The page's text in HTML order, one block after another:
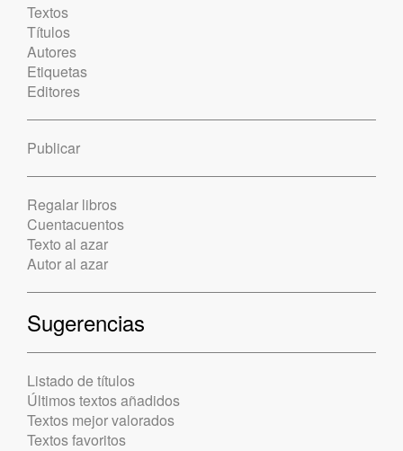
Textos
Títulos
Autores
Etiquetas
Editores
Publicar
Regalar libros
Cuentacuentos
Texto al azar
Autor al azar
Sugerencias
Listado de títulos
Últimos textos añadidos
Textos mejor valorados
Textos favoritos